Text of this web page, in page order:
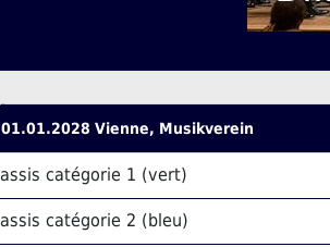
01.01.2028 Vienne, Musikverein
assis catégorie 1 (vert)
assis catégorie 2 (bleu)